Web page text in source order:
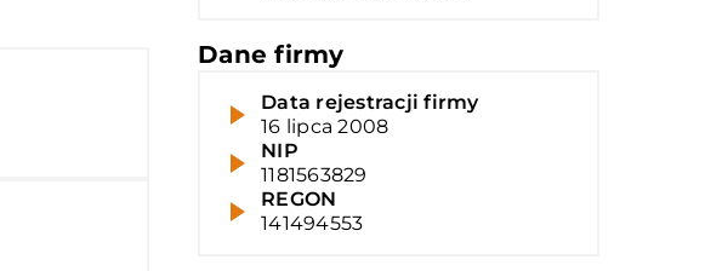
Dane firmy
Data rejestracji firmy
16 lipca 2008
NIP
1181563829
REGON
141494553